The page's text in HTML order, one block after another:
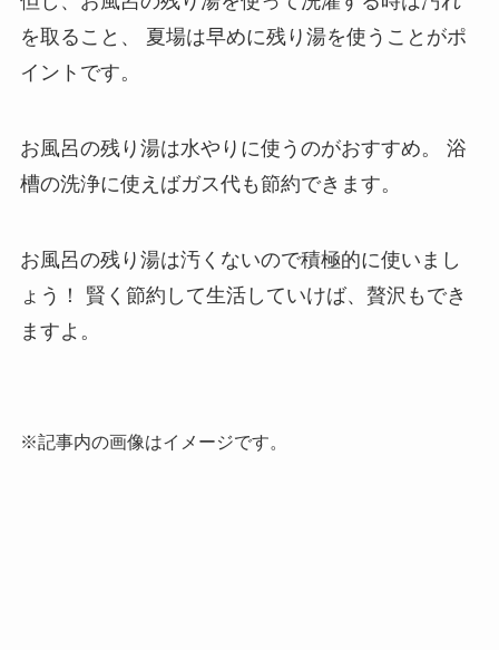
を取ること、
夏場は早めに残り湯を使うことがポ
イントです。
お風呂の残り湯は水やりに使うのがおすすめ。
浴
槽の洗浄に使えばガス代も節約できます。
お風呂の残り湯は汚くないので積極的に使いまし
ょう！
賢く節約して生活していけば、贅沢もでき
ますよ。
※記事内の画像はイメージです。